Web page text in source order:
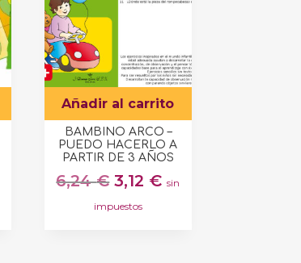
Añadir al carrito
BAMBINO ARCO –
PUEDO HACERLO A
PARTIR DE 3 AÑOS
6,24€ El
precio
3,12 €El
sin
impuestos